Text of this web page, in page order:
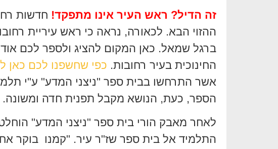
זה הדיל? ראש העיר אינו מתפקד! חדשות
ההזוי הבא. לכאורה, נראה כי ראש עיריית
ברגל שמאל. כאן המקום להציג ולספר לכם
החינוכית בעיר רחובות. כפי שחשפנו לכם כאן
אשר התרחשו בבית ספר "ניצני המדע" ע"י
הספר, כעת, הנושא מקבל תפנית חדה ומשונה.
לאחר מאבק הורי בית ספר "ניצני המדע"
התלמיד אל בית ספר שז"ר עיר. "קמנו בוקר